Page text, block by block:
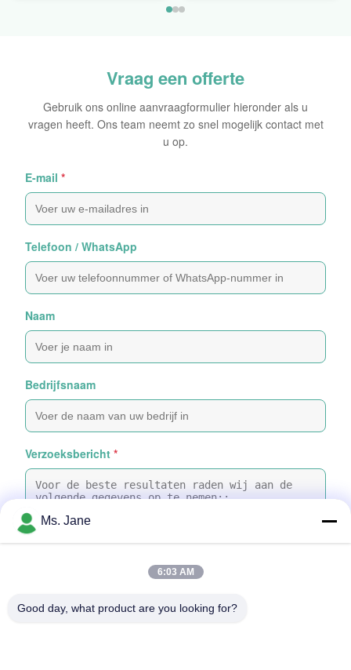
Vraag een offerte
Gebruik ons online aanvraagformulier hieronder als u
vragen heeft. Ons team neemt zo snel mogelijk contact met
u op.
E-mail *
Telefoon / WhatsApp
Naam
Bedrijfsnaam
Verzoeksbericht *
Selecteer bestanden
Ms. Jane
6:03 AM
Good day, what product are you looking for?